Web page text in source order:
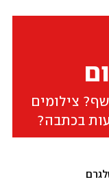
צילומים
בכתבה?